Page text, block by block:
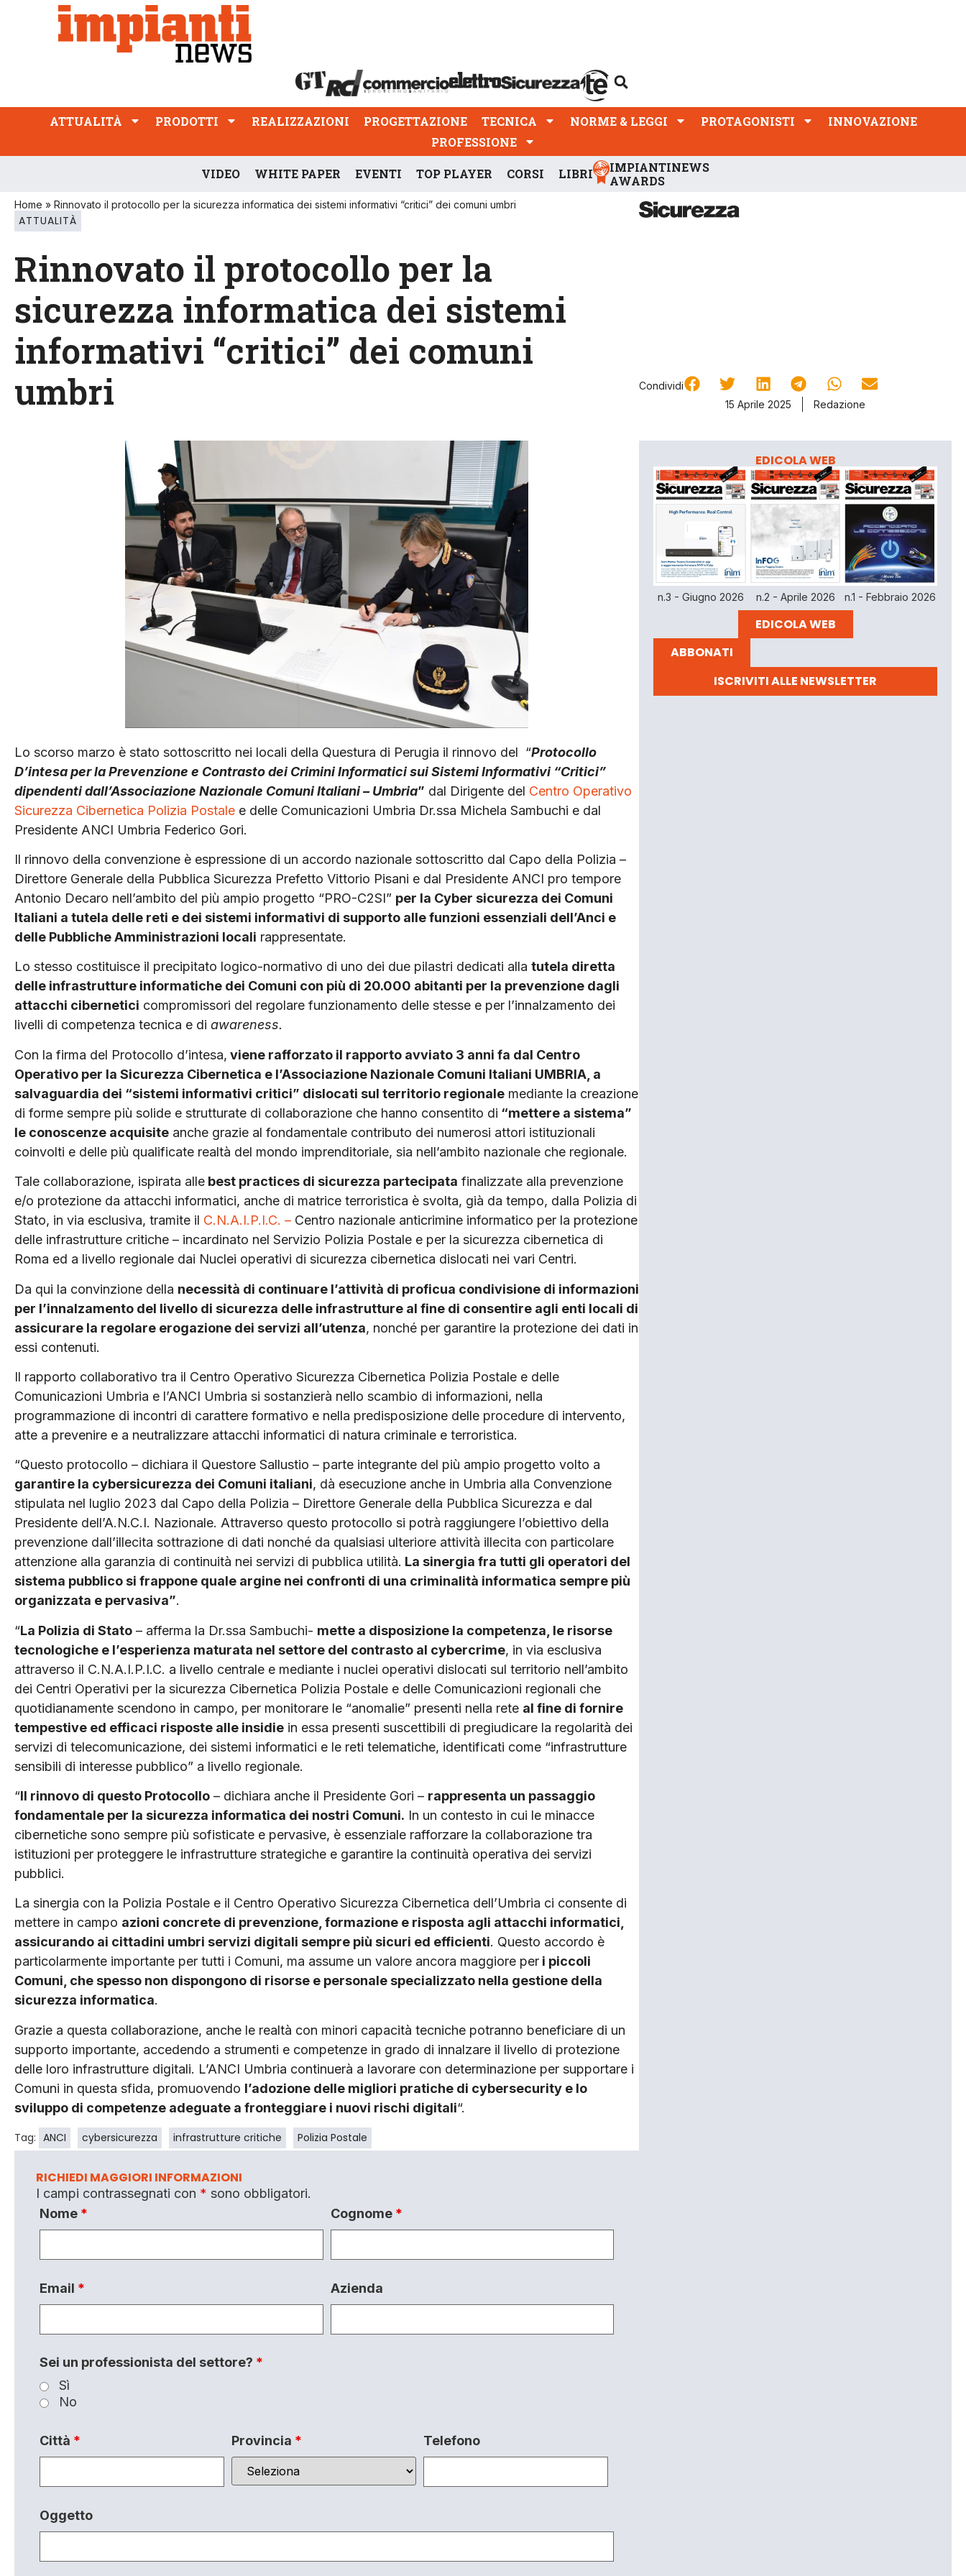
ATTUALITÀ PRODOTTI REALIZZAZIONI
PROFESSIONE
ATTUALITÀ PRODOTTI REALIZZAZIONI PROGETTAZIONE TECNICA NORME & LEGGI PROTAGONISTI
INNOVAZIONE
PROFESSIONE
VIDEO WHITE PAPER EVENTI TOP PLAYER CORSI LIBRI
IMPIANTINEWS
AWARDS
Home » Rinnovato il protocollo per la sicurezza informatica dei sistemi informativi “critici” dei comuni umbri
ATTUALITÀ
Rinnovato il protocollo per la
sicurezza informatica dei sistemi
informativi “critici” dei comuni
umbri
Condividi
15 Aprile 2025
Redazione
Lo scorso marzo è stato sottoscritto nei locali della Questura di Perugia il rinnovo del “Protocollo
D’intesa per la Prevenzione e Contrasto dei Crimini Informatici sui Sistemi Informativi “Critici”
dipendenti dall’Associazione Nazionale Comuni Italiani – Umbria” dal Dirigente del Centro Operativo
Sicurezza Cibernetica Polizia Postale e delle Comunicazioni Umbria Dr.ssa Michela Sambuchi e dal
Presidente ANCI Umbria Federico Gori.
Il rinnovo della convenzione è espressione di un accordo nazionale sottoscritto dal Capo della Polizia –
Direttore Generale della Pubblica Sicurezza Prefetto Vittorio Pisani e dal Presidente ANCI pro tempore
Antonio Decaro nell’ambito del più ampio progetto “PRO-C2SI” per la Cyber sicurezza dei Comuni
Italiani a tutela delle reti e dei sistemi informativi di supporto alle funzioni essenziali dell’Anci e
delle Pubbliche Amministrazioni locali rappresentate.
Lo stesso costituisce il precipitato logico-normativo di uno dei due pilastri dedicati alla tutela diretta
delle infrastrutture informatiche dei Comuni con più di 20.000 abitanti per la prevenzione dagli
attacchi cibernetici compromissori del regolare funzionamento delle stesse e per l’innalzamento dei
livelli di competenza tecnica e di awareness.
Con la firma del Protocollo d’intesa, viene rafforzato il rapporto avviato 3 anni fa dal Centro
Operativo per la Sicurezza Cibernetica e l’Associazione Nazionale Comuni Italiani UMBRIA, a
salvaguardia dei “sistemi informativi critici” dislocati sul territorio regionale mediante la creazione
di forme sempre più solide e strutturate di collaborazione che hanno consentito di “mettere a sistema”
le conoscenze acquisite anche grazie al fondamentale contributo dei numerosi attori istituzionali
coinvolti e delle più qualificate realtà del mondo imprenditoriale, sia nell’ambito nazionale che regionale.
Tale collaborazione, ispirata alle best practices di sicurezza partecipata finalizzate alla prevenzione
e/o protezione da attacchi informatici, anche di matrice terroristica è svolta, già da tempo, dalla Polizia di
Stato, in via esclusiva, tramite il C.N.A.I.P.I.C. – Centro nazionale anticrimine informatico per la protezione
delle infrastrutture critiche – incardinato nel Servizio Polizia Postale e per la sicurezza cibernetica di
Roma ed a livello regionale dai Nuclei operativi di sicurezza cibernetica dislocati nei vari Centri.
Da qui la convinzione della necessità di continuare l’attività di proficua condivisione di informazioni
per l’innalzamento del livello di sicurezza delle infrastrutture al fine di consentire agli enti locali di
assicurare la regolare erogazione dei servizi all’utenza, nonché per garantire la protezione dei dati in
essi contenuti.
Il rapporto collaborativo tra il Centro Operativo Sicurezza Cibernetica Polizia Postale e delle
Comunicazioni Umbria e l’ANCI Umbria si sostanzierà nello scambio di informazioni, nella
programmazione di incontri di carattere formativo e nella predisposizione delle procedure di intervento,
atte a prevenire e a neutralizzare attacchi informatici di natura criminale e terroristica.
“Questo protocollo – dichiara il Questore Sallustio – parte integrante del più ampio progetto volto a
garantire la cybersicurezza dei Comuni italiani, dà esecuzione anche in Umbria alla Convenzione
stipulata nel luglio 2023 dal Capo della Polizia – Direttore Generale della Pubblica Sicurezza e dal
Presidente dell’A.N.C.I. Nazionale. Attraverso questo protocollo si potrà raggiungere l’obiettivo della
prevenzione dall’illecita sottrazione di dati nonché da qualsiasi ulteriore attività illecita con particolare
attenzione alla garanzia di continuità nei servizi di pubblica utilità. La sinergia fra tutti gli operatori del
sistema pubblico si frappone quale argine nei confronti di una criminalità informatica sempre più
organizzata e pervasiva”.
“La Polizia di Stato – afferma la Dr.ssa Sambuchi- mette a disposizione la competenza, le risorse
tecnologiche e l’esperienza maturata nel settore del contrasto al cybercrime, in via esclusiva
attraverso il C.N.A.I.P.I.C. a livello centrale e mediante i nuclei operativi dislocati sul territorio nell’ambito
dei Centri Operativi per la sicurezza Cibernetica Polizia Postale e delle Comunicazioni regionali che
quotidianamente scendono in campo, per monitorare le “anomalie” presenti nella rete al fine di fornire
tempestive ed efficaci risposte alle insidie in essa presenti suscettibili di pregiudicare la regolarità dei
servizi di telecomunicazione, dei sistemi informatici e le reti telematiche, identificati come “infrastrutture
sensibili di interesse pubblico” a livello regionale.
“Il rinnovo di questo Protocollo – dichiara anche il Presidente Gori – rappresenta un passaggio
fondamentale per la sicurezza informatica dei nostri Comuni. In un contesto in cui le minacce
cibernetiche sono sempre più sofisticate e pervasive, è essenziale rafforzare la collaborazione tra
istituzioni per proteggere le infrastrutture strategiche e garantire la continuità operativa dei servizi
pubblici.
La sinergia con la Polizia Postale e il Centro Operativo Sicurezza Cibernetica dell’Umbria ci consente di
mettere in campo azioni concrete di prevenzione, formazione e risposta agli attacchi informatici,
assicurando ai cittadini umbri servizi digitali sempre più sicuri ed efficienti. Questo accordo è
particolarmente importante per tutti i Comuni, ma assume un valore ancora maggiore per i piccoli
Comuni, che spesso non dispongono di risorse e personale specializzato nella gestione della
sicurezza informatica.
Grazie a questa collaborazione, anche le realtà con minori capacità tecniche potranno beneficiare di un
supporto importante, accedendo a strumenti e competenze in grado di innalzare il livello di protezione
delle loro infrastrutture digitali. L’ANCI Umbria continuerà a lavorare con determinazione per supportare i
Comuni in questa sfida, promuovendo l’adozione delle migliori pratiche di cybersecurity e lo
sviluppo di competenze adeguate a fronteggiare i nuovi rischi digitali“.
Tag: ANCI cybersicurezza infrastrutture critiche Polizia Postale
RICHIEDI MAGGIORI INFORMAZIONI
I campi contrassegnati con * sono obbligatori.
Nome * Cognome *
Email * Azienda
Sei un professionista del settore? *
Sì
No
Città * Provincia * Telefono
Oggetto
EDICOLA WEB
n.3 - Giugno 2026 n.2 - Aprile 2026 n.1 - Febbraio 2026
EDICOLA WEB
ABBONATI
ISCRIVITI ALLE NEWSLETTER